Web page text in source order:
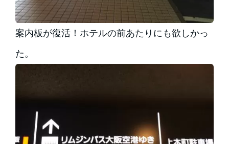
案内板が復活！ホテルの前あたりにも欲しかっ
た。